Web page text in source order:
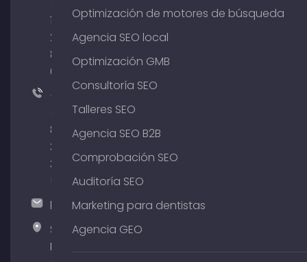
176
204
801
64
+49
89
380
375
hallo@timospecht.de
Specht
Marketing
Optimización de motores de búsqueda
Agencia SEO local
Optimización GMB
Consultoría SEO
Talleres SEO
Agencia SEO B2B
Comprobación SEO
Auditoría SEO
Marketing para dentistas
Agencia GEO